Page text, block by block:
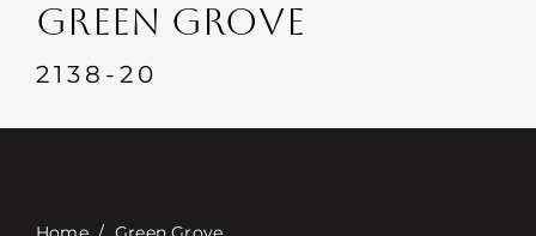
Εκδηλώσεις
Επαφή
GREEN GROVE
2138-20